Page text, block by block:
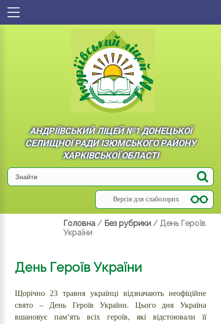
АНДРІЇВСЬКИЙ ЛІЦЕЙ №1 ДОНЕЦЬКОЇ
СЕЛИЩНОЇ РАДИ ІЗЮМСЬКОГО РАЙОНУ
ХАРКІВСЬКОЇ ОБЛАСТІ
Версія для слабозорих
Головна / Без рубрики / День Героїв
України
День Героїв України
Щорічно 23 травня українці відзначають неофіційне
свято – День Героїв України. Цього дня Україна
вшановує пам’ять всіх героїв, які відстоювали її